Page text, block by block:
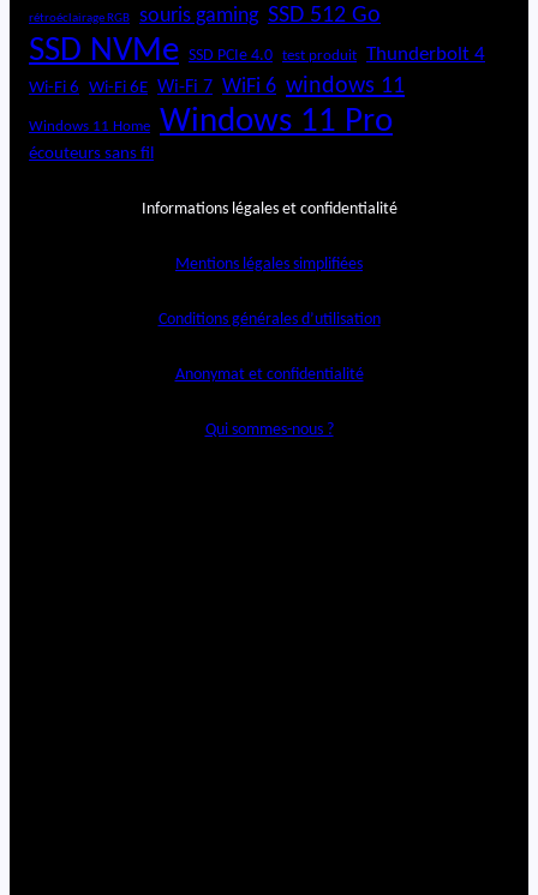
rétroéclairage RGB souris gaming SSD 512 Go
SSD NVMe SSD PCIe 4.0 test produit Thunderbolt 4
Wi-Fi 6 Wi-Fi 6E Wi-Fi 7 WiFi 6 windows 11
Windows 11 Home Windows 11 Pro
écouteurs sans fil
Informations légales et confidentialité
Mentions légales simplifiées
Conditions générales d’utilisation
Anonymat et confidentialité
Qui sommes-nous ?